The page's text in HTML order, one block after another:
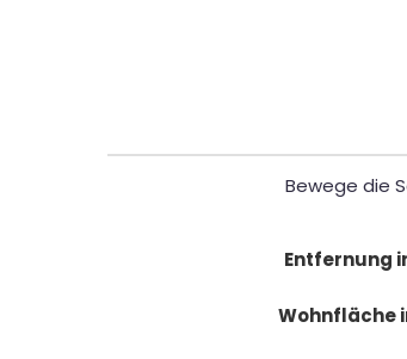
Bewege die
Entfernung
Wohnfläche